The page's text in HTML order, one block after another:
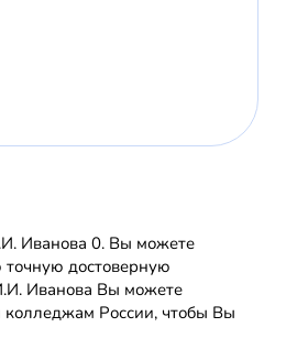
Иванова 0. Вы можете
точную достоверную
Иванова Вы можете
России, чтобы Вы